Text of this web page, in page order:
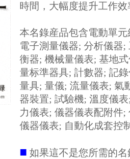
時間，大幅度提升工作效
本名錄産品包含電動單
電子測量儀器; 分析儀器
衡器; 機械量儀表; 基地
量标準器具; 計數器; 記
量具; 量儀; 流量儀表; 氣
器裝置; 試驗機; 溫度儀
力儀表; 儀器儀表配附件
儀器儀表; 自動化成套控
■ 如果這不是您所需的